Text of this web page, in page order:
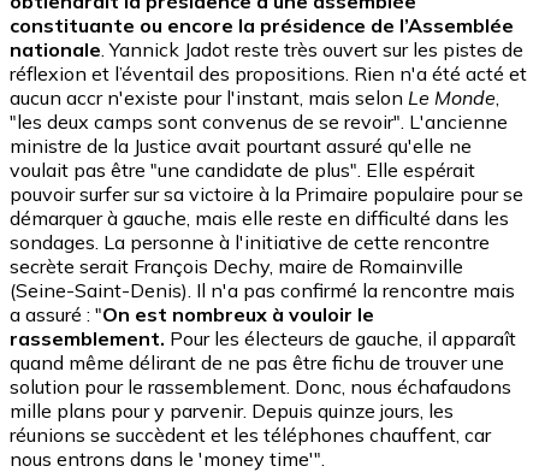
constituante ou encore la présidence de l’Assemblée
nationale . Yannick Jadot reste très ouvert sur les pistes de
réflexion et l’éventail des propositions. Rien n'a été acté et
aucun accr n'existe pour l'instant, mais selon Le Monde
"les deux camps sont convenus de se revoir". L'ancienne
ministre de la Justice avait pourtant assuré qu'elle ne
voulait pas être "une candidate de plus". Elle espérait
pouvoir surfer sur sa victoire à la Primaire populaire pour se
démarquer à gauche, mais elle reste en difficulté dans les
sondages. La personne à l'initiative de cette rencontre
secrète serait François Dechy, maire de Romainville
(Seine-Saint-Denis). Il n'a pas confirmé la rencontre mais
a assuré : "On est nombreux à vouloir le
rassemblement. Pour les électeurs de gauche, il apparaît
quand même délirant de ne pas être fichu de trouver une
solution pour le rassemblement. Donc, nous échafaudons
mille plans pour y parvenir. Depuis quinze jours, les
réunions se succèdent et les téléphones chauffent, car
nous entrons dans le 'money time'".